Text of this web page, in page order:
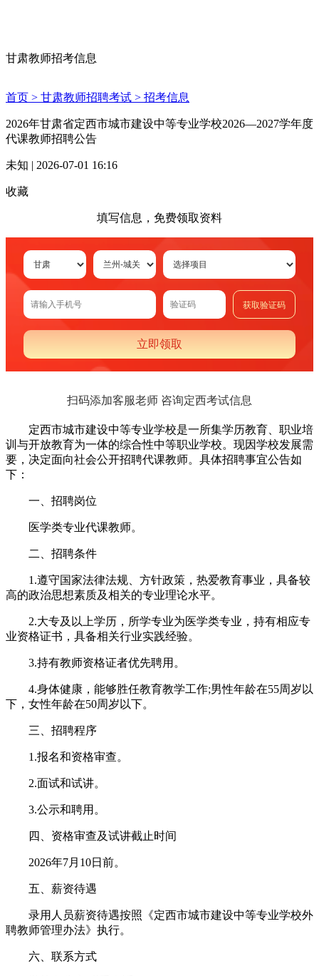
甘肃教师招考信息
首页 > 甘肃教师招聘考试 > 招考信息
2026年甘肃省定西市城市建设中等专业学校2026—2027学年度
代课教师招聘公告
未知 | 2026-07-01 16:16
收藏
填写信息，免费领取资料
扫码添加客服老师 咨询定西考试信息
定西市城市建设中等专业学校是一所集学历教育、职业培
训与开放教育为一体的综合性中等职业学校。现因学校发展需
要，决定面向社会公开招聘代课教师。具体招聘事宜公告如
下：
一、招聘岗位
医学类专业代课教师。
二、招聘条件
1.遵守国家法律法规、方针政策，热爱教育事业，具备较
高的政治思想素质及相关的专业理论水平。
2.大专及以上学历，所学专业为医学类专业，持有相应专
业资格证书，具备相关行业实践经验。
3.持有教师资格证者优先聘用。
4.身体健康，能够胜任教育教学工作;男性年龄在55周岁以
下，女性年龄在50周岁以下。
三、招聘程序
1.报名和资格审查。
2.面试和试讲。
3.公示和聘用。
四、资格审查及试讲截止时间
2026年7月10日前。
五、薪资待遇
录用人员薪资待遇按照《定西市城市建设中等专业学校外
聘教师管理办法》执行。
六、联系方式